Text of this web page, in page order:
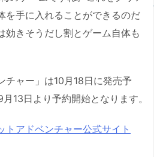
を手に入れることができるのだ
効きそうだし割とゲーム自体も
チャー」は10月18日に発売予
13日より予約開始となります。
トアドベンチャー公式サイト